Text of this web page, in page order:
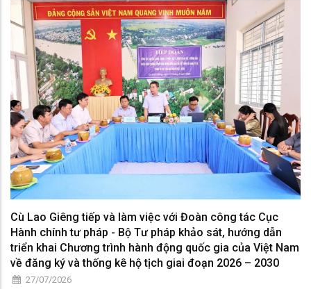
Cù Lao Giêng tiếp và làm việc với Đoàn công tác Cục
Hành chính tư pháp - Bộ Tư pháp khảo sát, hướng dẫn
triển khai Chương trình hành động quốc gia của Việt Nam
về đăng ký và thống kê hộ tịch giai đoạn 2026 – 2030
27/07/2026